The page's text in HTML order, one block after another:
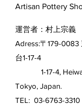
Artisan Pottery
運営者：村上宗義
Adress:〒179-
台1-17-4
1-17-4,
Tokyo, Japan.
TEL: 03-6763-3310